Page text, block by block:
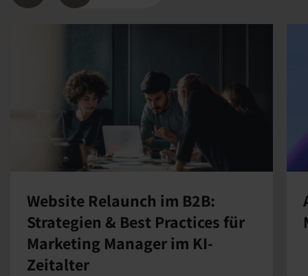
Website Relaunch im B2B:
Strategien & Best Practices für
Marketing Manager im KI-
Zeitalter